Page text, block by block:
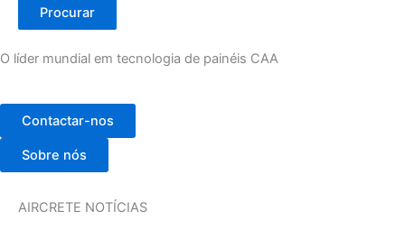
Procurar
O líder mundial em tecnologia de painéis CAA
Contactar-nos
Sobre nós
AIRCRETE NOTÍCIAS